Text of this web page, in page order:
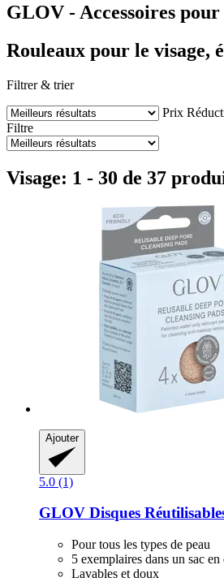
GLOV - Accessoires pour
Rouleaux pour le visage,
Filtrer & trier
Prix
Filtre
Visage: 1 - 30 de 37
Ajouter
5.0 (1)
GLOV Disques
Pour tous les types de peau
5 exemplaires dans un sac en
Lavables et doux